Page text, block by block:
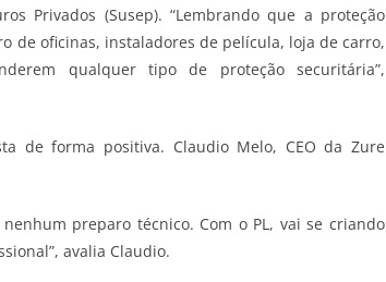
Privados (Susep). “Lembrando que a proteção
de oficinas, instaladores de película, loja de carro,
qualquer tipo de proteção securitária”,
de forma positiva. Claudio Melo, CEO da Zure
preparo técnico. Com o PL, vai se criando
avalia Claudio.